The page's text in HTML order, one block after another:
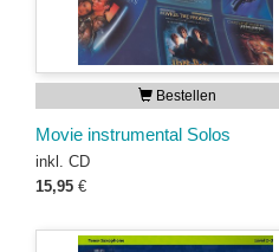
Bestellen
Movie instrumental Solos
inkl. CD
15,95 €